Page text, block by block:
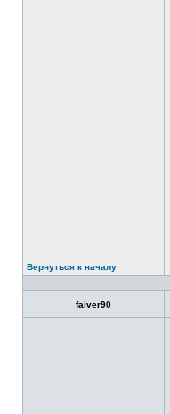
Вернуться к началу
faiver90